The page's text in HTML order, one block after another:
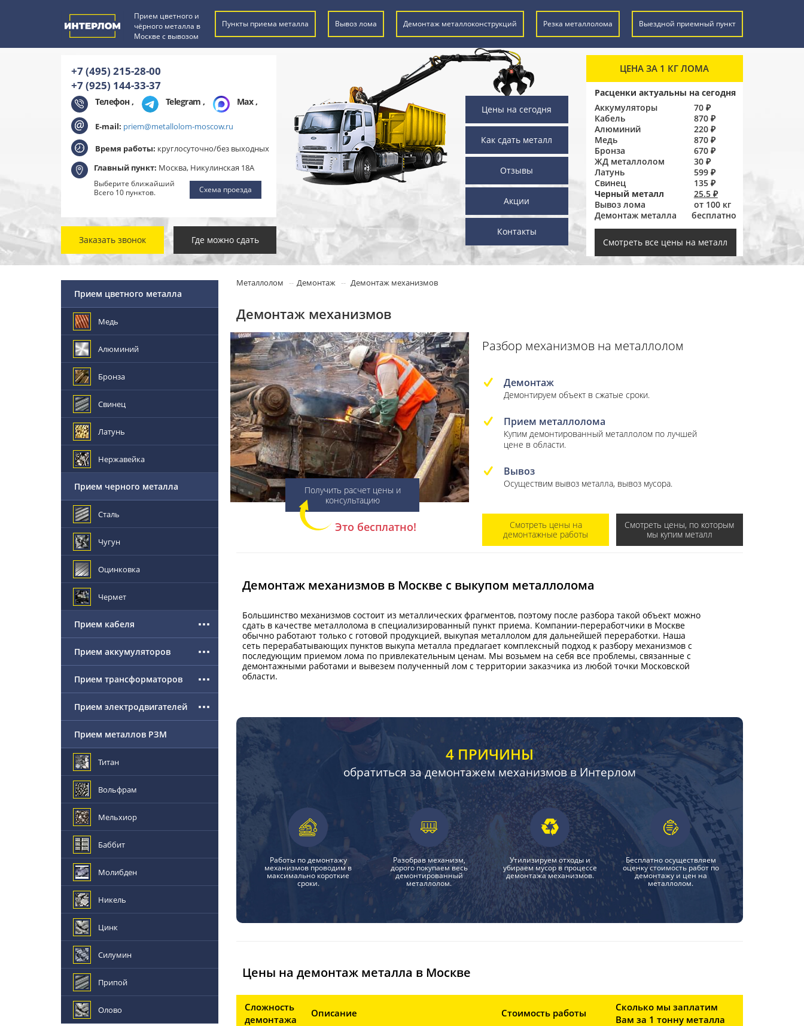
Прием цветного и
чёрного металла в
Москве с вывозом
Пункты приема металла Вывоз лома Демонтаж металлоконструкций Резка металлолома Выездной приемный пункт
+7 (495) 215-28-00
+7 (925) 144-33-37
Телефон , Telegram , Max,
E-mail: priem@metallolom-moscow.ru
Время работы: круглосуточно/без выходных
Главный пункт: Москва, Никулинская 18А
Выберите ближайший
Всего 10 пунктов.
Схема проезда
Заказать звонок Где можно сдать
ЦЕНА ЗА 1 КГ ЛОМА
Расценки актуальны на сегодня
Аккумуляторы
70 ₽
Кабель
870 ₽
Алюминий
220 ₽
Медь
870 ₽
Бронза
670 ₽
ЖД металлолом
30 ₽
Латунь
599 ₽
Свинец
135 ₽
Черный металл
25.5 ₽
Вывоз лома
от 100 кг
Демонтаж металла
бесплатно
Смотреть все цены на металл
Цены на сегодня
Как сдать металл
Отзывы
Акции
Контакты
Металлолом Демонтаж Демонтаж механизмов
Демонтаж механизмов
Получить расчет цены и
консультацию
Это бесплатно!
Разбор механизмов на металлолом
Демонтаж
Демонтируем объект в сжатые сроки.
Прием металлолома
Купим демонтированный металлолом по лучшей
цене в области.
Вывоз
Осуществим вывоз металла, вывоз мусора.
Смотреть цены на
демонтажные работы
Смотреть цены, по которым
мы купим металл
Демонтаж механизмов в Москве с выкупом металлолома
Большинство механизмов состоит из металлических фрагментов, поэтому после разбора такой объект можно
сдать в качестве металлолома в специализированный пункт приема. Компании-переработчики в Москве
обычно работают только с готовой продукцией, выкупая металлолом для дальнейшей переработки. Наша
сеть перерабатывающих пунктов выкупа металла предлагает комплексный подход к разбору механизмов с
последующим приемом лома по привлекательным ценам. Мы возьмем на себя все проблемы, связанные с
демонтажными работами и вывезем полученный лом с территории заказчика из любой точки Московской
области.
4 ПРИЧИНЫ
обратиться за демонтажем механизмов в Интерлом
Работы по демонтажу
механизмов проводим в
максимально короткие
сроки.
Разобрав механизм,
дорого покупаем весь
демонтированный
металлолом.
Утилизируем отходы и
убираем мусор в процессе
демонтажа механизмов.
Бесплатно осуществляем
оценку стоимость работ по
демонтажу и цен на
металлолом.
Цены на демонтаж металла в Москве
Сложность
демонтажа
Описание Стоимость работы
Сколько мы заплатим
Вам за 1 тонну металла
Прием цветного металла
Медь
Алюминий
Бронза
Свинец
Латунь
Нержавейка
Прием черного металла
Сталь
Чугун
Оцинковка
Чермет
Прием кабеля
Прием аккумуляторов
Прием трансформаторов
Прием электродвигателей
Прием металлов РЗМ
Титан
Вольфрам
Мельхиор
Баббит
Молибден
Никель
Цинк
Силумин
Припой
Олово